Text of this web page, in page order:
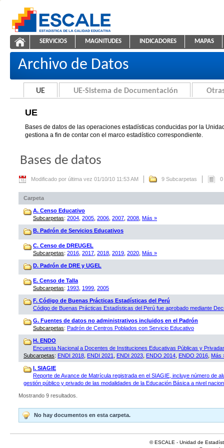
ESCALE - Unidad de Estadística Educativa
UE
NAVEGACIÓN
SERVICIOS MAGNITUDES INDICADORES MAPAS
Archivo de Datos
UE UE-Sistema de Documentación
UE
Bases de datos de las operaciones estadísticas conducidas por la
gestiona a fin de contar con el marco estadístico correspondiente.
Bases de datos
Modificado por última vez 01/10/10 11:53 AM 9 Subcarpetas 0
Carpeta
A. Censo Educativo
Subcarpetas: 2004 2005 2006 2007 2008 Más »
B. Padrón de Servicios Educativos
C. Censo de DREUGEL
Subcarpetas: 2016 2017 2018 2019 2020 Más »
D. Padrón de DRE y UGEL
E. Censo de Talla
Subcarpetas: 1993 1999 2005
F. Código de Buenas Prácticas Estadísticas del Perú
Código de Buenas Prácticas Estadísticas del Perú fue aprobado mediante
G. Fuentes de datos no administrativos incluidos en el Padrón
Subcarpetas: Padrón de Centros Poblados con Servicio Educativo
H. ENDO
Encuesta Nacional a Docentes de Instituciones Educativas Públicas y
Subcarpetas: ENDI 2018 ENDI 2021 ENDI 2023 ENDO 2014 ENDO 2016 Más
I. SIAGIE
Reporte de Avance de Matrícula registrada en el SIAGIE, incluye número de
gestión público y privado de las modalidades de la Educación Básica a nivel
Mostrando 9 resultados.
No hay documentos en esta carpeta.
© ESCALE - Unidad de